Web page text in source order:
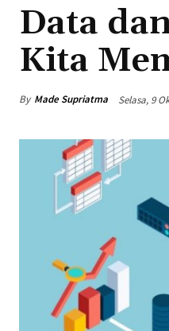
Data
Kita
By Made Supriatma Selasa, 9